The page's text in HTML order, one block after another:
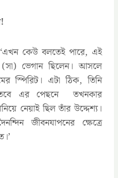
কেউ বলতেই পারে, এই
(সা) ভেগান ছিলেন। আসলে
স্পিরিট। এটা ঠিক, তিনি
তবে এর পেছনে তখনকার
নেয়াই ছিল তাঁর উদ্দেশ্য।
জীবনযাপনের ক্ষেত্রে